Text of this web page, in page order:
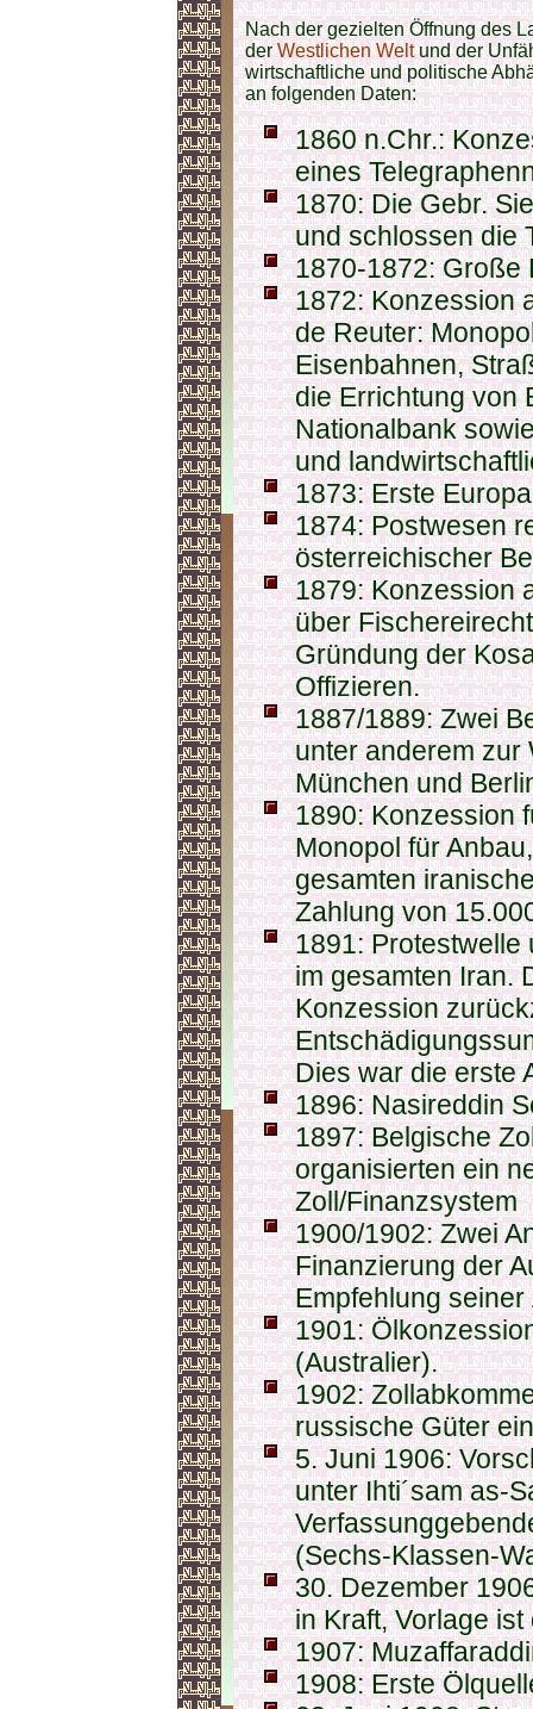
Nach der gezielten Öffnung des
derWestlichen Weltund der
wirtschaftliche und politische
an folgenden Daten:
1860 n.Chr.:
eines
1870: Die Gebr.
und schlossen die
1870-1872: Große
1872: Konzession
de Reuter:
Eisenbahnen,
die Errichtung von
Nationalbank
und
1873: Erste
1874: Postwesen
österreichischer
1879: Konzession
über
Gründung der
Offizieren.
1887/1889: Zwei
unter anderem zur
München und
1890: Konzession
Monopol für
gesamten
Zahlung von
1891:
im gesamten Iran.
Konzession
Dies war die erste
1896: Nasireddin
1897: Belgische
organisierten ein
Zoll/Finanzsystem
1900/1902: Zwei
Finanzierung der
Empfehlung seiner
1901:
(Australier).
1902:
russische Güter
5. Juni 1906:
unter Ihti´sam as-
(Sechs-Klassen-
30. Dezember
in Kraft, Vorlage
1907:
1908: Erste